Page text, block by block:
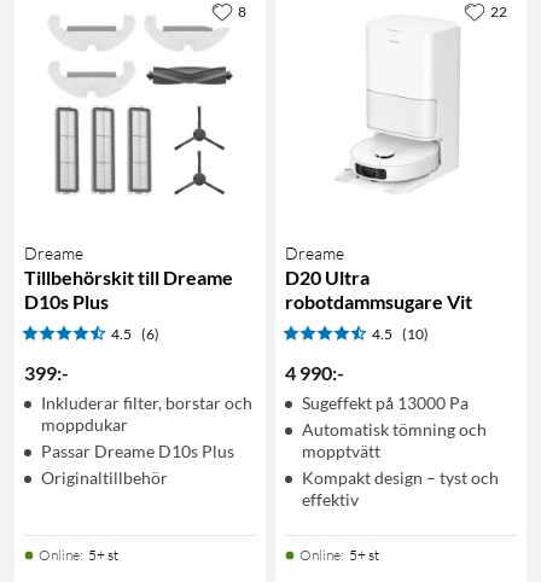
Dreame
Tillbehörskit till Dreame
D10s Plus
4.5 (6)
399:-
Inkluderar filter, borstar och
moppdukar
Passar Dreame D10s Plus
Originaltillbehör
Online: 5+ st
8
Dreame
D20 Ultra
robotdammsugare Vit
4.5 (10)
4 990:-
Sugeffekt på 13000 Pa
Automatisk tömning och
mopptvätt
Kompakt design – tyst och
effektiv
Online: 5+ st
22